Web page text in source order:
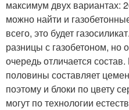
максимум двух вариантах:
можно найти и
всего, это будет
разницы с газобетоном, но
очередь отличается
половины составляет
поэтому и блоки по цвету
могут по технологии